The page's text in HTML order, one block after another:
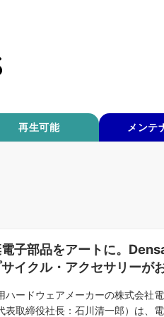
再生可能 メンテ
子部品をアートに。
イクル・アクセサリーが
ハードウェアメーカーの株式会社
表取締役社長：石川清一郎）は、